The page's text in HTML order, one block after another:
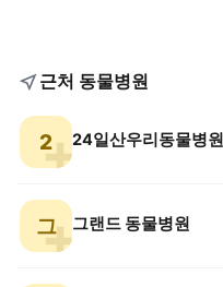
근처 동물병원
2 24일산우리동물병원
그 그랜드 동물병원